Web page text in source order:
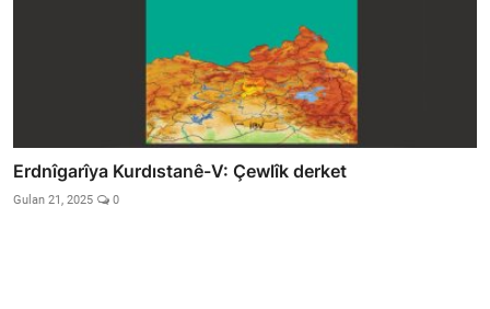
Erdnîgarîya Kurdıstanê-V: Çewlîk derket
Gulan 21, 2025 0